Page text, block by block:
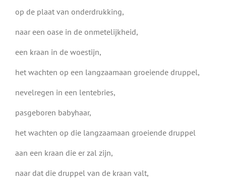
op de plaat van onderdrukking,
naar een oase in de onmetelijkheid,
een kraan in de woestijn,
het wachten op een langzaamaan groeiende druppel,
nevelregen in een lentebries,
pasgeboren babyhaar,
het wachten op die langzaamaan groeiende druppel
aan een kraan die er zal zijn,
naar dat die druppel van de kraan valt,